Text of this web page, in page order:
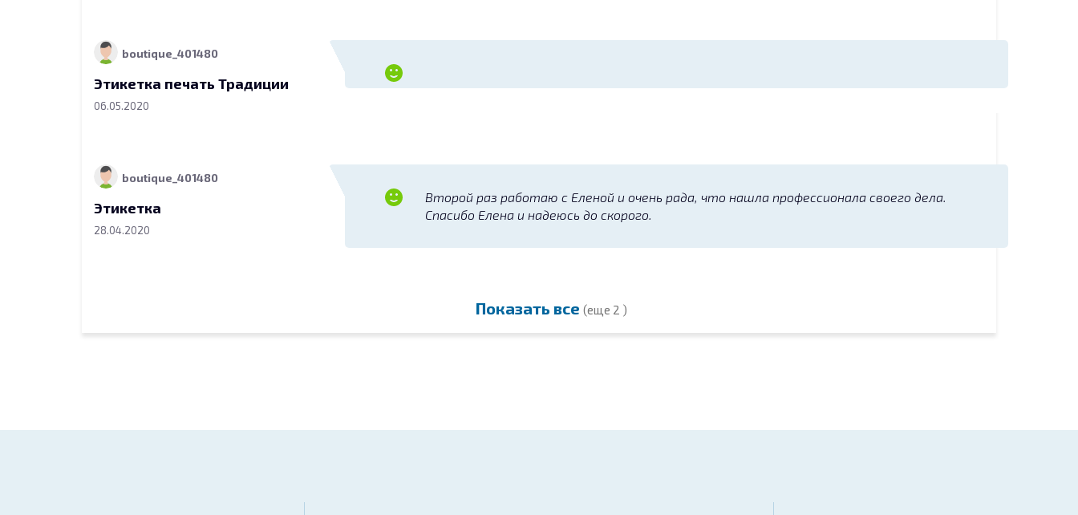
boutique_401480
Этикетка печать Традиции
06.05.2020
boutique_401480
Этикетка
28.04.2020
Второй раз работаю с Еленой и очень рада, что нашла профессионала своего дела.
Спасибо Елена и надеюсь до скорого.
Показать все (еще 2 )